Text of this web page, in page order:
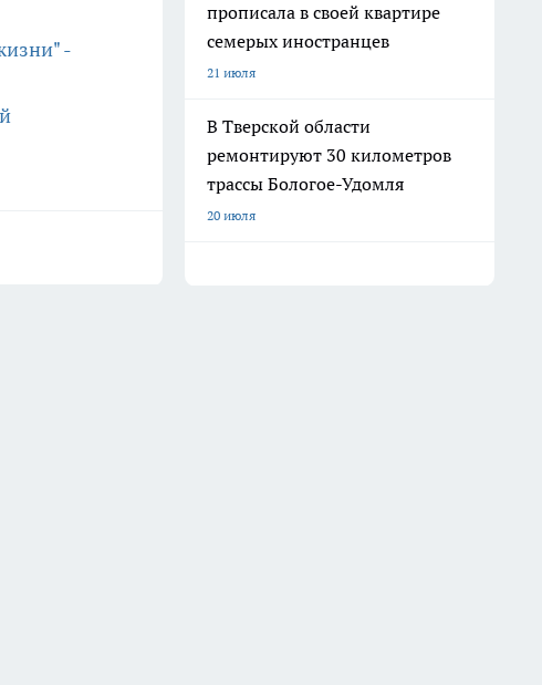
-
прописала в своей квартире
семерых иностранцев
21 июля
В Тверской области
ремонтируют 30 километров
трассы Бологое-Удомля
20 июля